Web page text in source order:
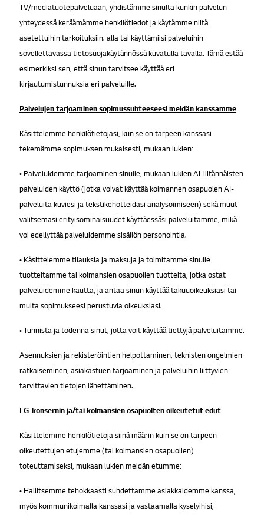
TV/mediatuotepalveluaan, yhdistämme sinulta kunkin palvelun
yhteydessä keräämämme henkilötiedot ja käytämme niitä
asetettuihin tarkoituksiin. alla tai käyttämiisi palveluihin
sovellettavassa tietosuojakäytännössä kuvatulla tavalla. Tämä estää
esimerkiksi sen, että sinun tarvitsee käyttää eri
kirjautumistunnuksia eri palveluille.
Palvelujen tarjoaminen sopimussuhteeseesi meidän kanssamme
Käsittelemme henkilötietojasi, kun se on tarpeen kanssasi
tekemämme sopimuksen mukaisesti, mukaan lukien:
• Palveluidemme tarjoaminen sinulle, mukaan lukien AI-liitännäisten
palveluiden käyttö (jotka voivat käyttää kolmannen osapuolen AI-
palveluita kuviesi ja tekstikehotteidasi analysoimiseen) sekä muut
valitsemasi erityisominaisuudet käyttäessäsi palveluitamme, mikä
voi edellyttää palveluidemme sisällön personointia.
• Käsittelemme tilauksia ja maksuja ja toimitamme sinulle
tuotteitamme tai kolmansien osapuolien tuotteita, jotka ostat
palveluidemme kautta, ja antaa sinun käyttää takuuoikeuksiasi tai
muita sopimukseesi perustuvia oikeuksiasi.
• Tunnista ja todenna sinut, jotta voit käyttää tiettyjä palveluitamme.
Asennuksien ja rekisteröintien helpottaminen, teknisten ongelmien
ratkaiseminen, asiakastuen tarjoaminen ja palveluihin liittyvien
tarvittavien tietojen lähettäminen.
LG-konsernin ja/tai kolmansien osapuolten oikeutetut edut
Käsittelemme henkilötietoja siinä määrin kuin se on tarpeen
oikeutettujen etujemme (tai kolmansien osapuolien)
toteuttamiseksi, mukaan lukien meidän etumme:
• Hallitsemme tehokkaasti suhdettamme asiakkaidemme kanssa,
myös kommunikoimalla kanssasi ja vastaamalla kyselyihisi;